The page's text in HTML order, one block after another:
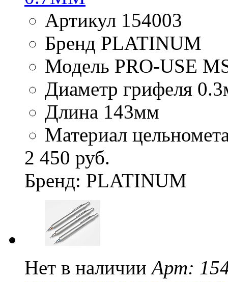
Артикул 154003
Бренд PLATINUM
Модель PRO-USE
Диаметр грифеля
Длина 143мм
Материал
2 450 руб.
Бренд: PLATINUM
Нет в наличии Арт: